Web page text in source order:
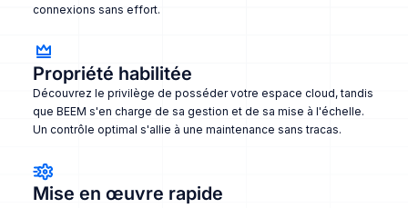
connexions sans effort.
Propriété habilitée
Découvrez le privilège de posséder votre espace cloud, tandis
que BEEM s'en charge de sa gestion et de sa mise à l'échelle.
Un contrôle optimal s'allie à une maintenance sans tracas.
Mise en œuvre rapide